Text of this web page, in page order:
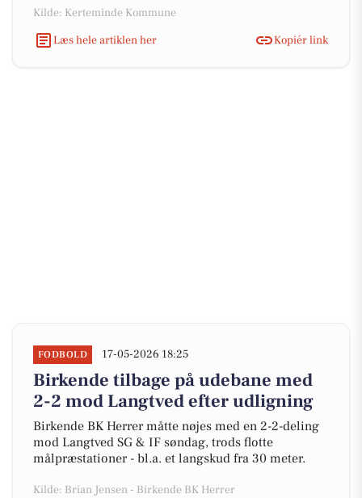
Kilde: Kerteminde Kommune
Læs hele artiklen her
Kopiér link
FODBOLD 17-05-2026 18:25
Birkende tilbage på udebane med
2-2 mod Langtved efter udligning
Birkende BK Herrer måtte nøjes med en 2-2-deling
mod Langtved SG & IF søndag, trods flotte
målpræstationer - bl.a. et langskud fra 30 meter.
Kilde: Brian Jensen - Birkende BK Herrer